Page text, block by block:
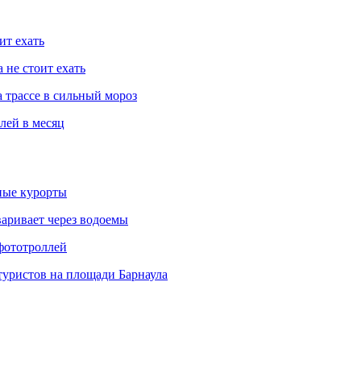
ехать
стоит ехать
трассе в сильный мороз
в месяц
курорты
через водоемы
на площади Барнаула